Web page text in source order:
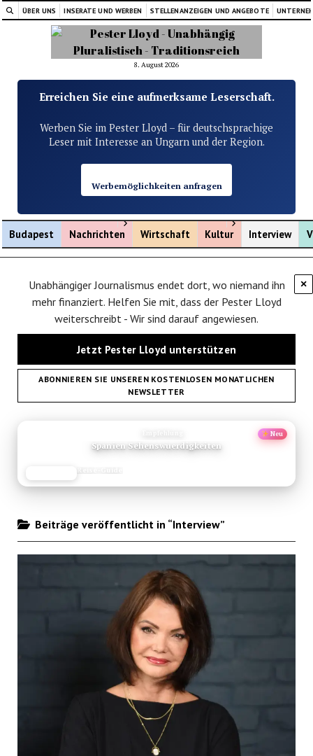
ÜBER UNS INSERATE UND WERBEN STELLENANZEIGEN UND ANGEBOTE
8. August 2026
Erreichen Sie eine aufmerksame Leserschaft.
Werben Sie im Pester Lloyd – für deutschsprachige
Leser mit Interesse an Ungarn und der Region.
Werbemöglichkeiten anfragen
Budapest Nachrichten
Menü öffnen
Wirtschaft Kultur
Menü öffnen
Interview
×
Unabhängiger Journalismus endet dort, wo niemand ihn
mehr finanziert. Helfen Sie mit, dass der Pester Lloyd
weiterschreibt - Wir sind darauf angewiesen.
Jetzt Pester Lloyd unterstützen
ABONNIEREN SIE UNSEREN KOSTENLOSEN MONATLICHEN
NEWSLETTER
Neu
Spanien Sehenswuerdigkeiten
Reise-Guide
Beiträge veröffentlicht in “Interview”